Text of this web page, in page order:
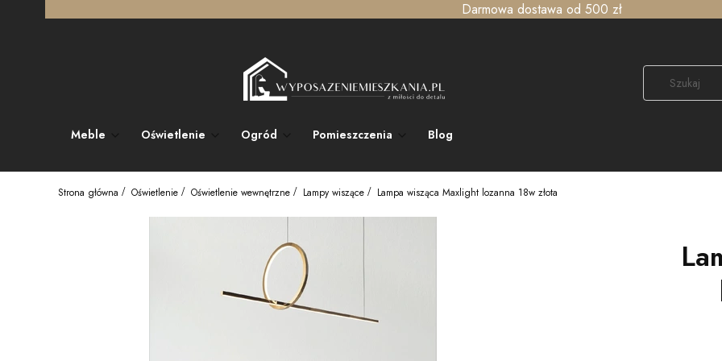
Darmowa dostawa od 500 zł
Meble Oświetlenie Ogród Pomieszczenia Blog
Strona główna Oświetlenie Oświetlenie wewnętrzne Lampy wiszące Lampa wisząca Maxlight lozanna 18w złota